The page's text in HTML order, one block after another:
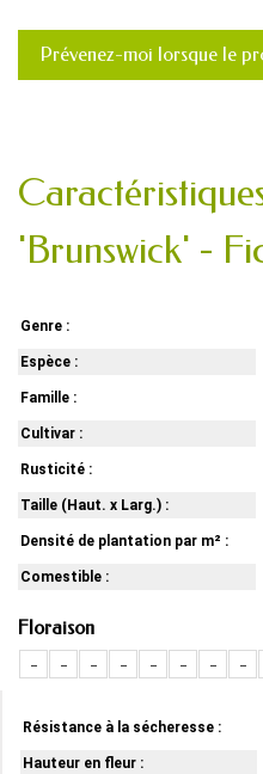
Prévenez-moi lorsque le
'Brunswick' -
Genre :
Espèce :
Famille :
Cultivar :
Rusticité :
Taille (Haut. x Larg.) :
Densité de plantation par m² :
Comestible :
Floraison
-
- - - - - - -
Résistance à la sécheresse :
Hauteur en fleur :